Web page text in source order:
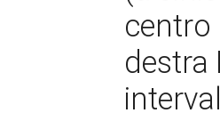
centro
destra